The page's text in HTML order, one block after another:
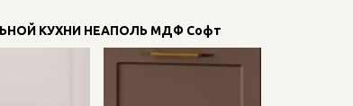
КУХНИ НЕАПОЛЬ МДФ Софт